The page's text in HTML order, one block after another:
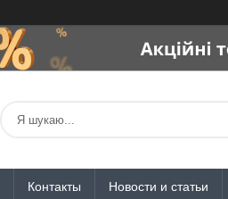
Контакты Новости и статьи